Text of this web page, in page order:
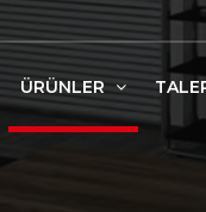
ÜRÜNLER